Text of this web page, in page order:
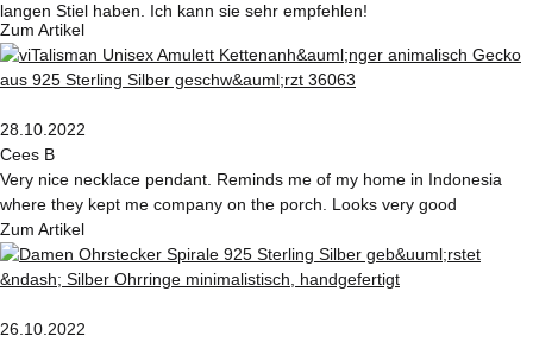
langen Stiel haben. Ich kann sie sehr empfehlen!
Zum Artikel
28.10.2022
Cees B
Very nice necklace pendant. Reminds me of my home in Indonesia
where they kept me company on the porch. Looks very good
Zum Artikel
26.10.2022